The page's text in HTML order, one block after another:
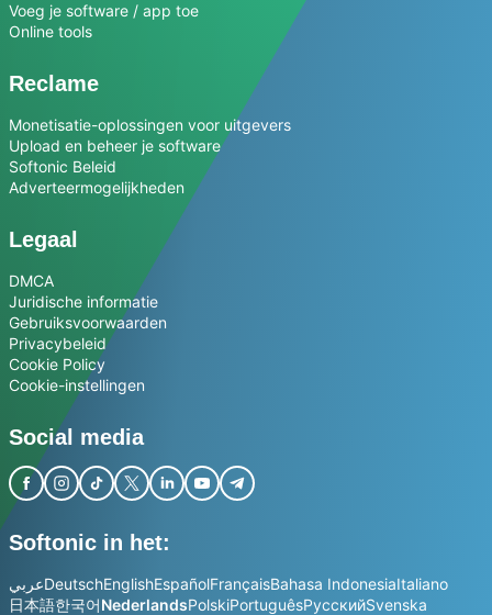
Voeg je software / app toe
Online tools
Reclame
Monetisatie-oplossingen voor uitgevers
Upload en beheer je software
Softonic Beleid
Adverteermogelijkheden
Legaal
DMCA
Juridische informatie
Gebruiksvoorwaarden
Privacybeleid
Cookie Policy
Cookie-instellingen
Social media
Softonic in het:
عربيDeutschEnglishEspañolFrançaisBahasa IndonesiaItaliano
日本語한국어NederlandsPolskiPortuguêsРусскийSvenska